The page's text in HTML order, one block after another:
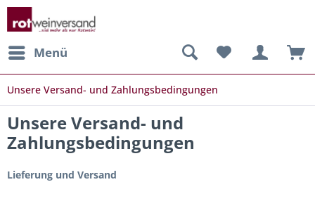
Menü
Unsere Versand- und Zahlungsbedingungen
Unsere Versand- und
Zahlungsbedingungen
Lieferung und Versand